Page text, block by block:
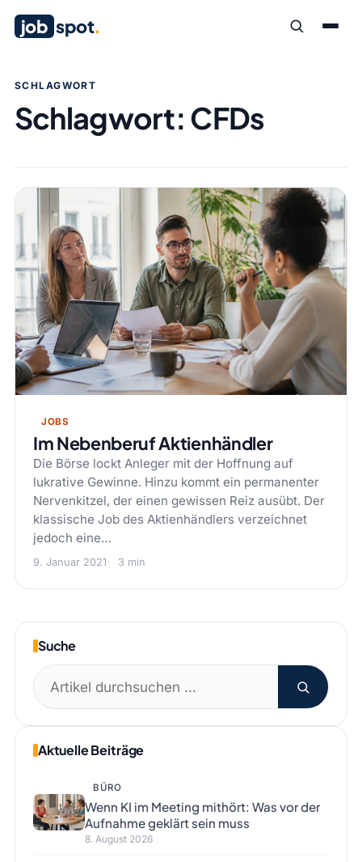
job spot.
SCHLAGWORT
Schlagwort:CFDs
JOBS
Im Nebenberuf Aktienhändler
Die Börse lockt Anleger mit der Hoffnung auf
lukrative Gewinne. Hinzu kommt ein permanenter
Nervenkitzel, der einen gewissen Reiz ausübt. Der
klassische Job des Aktienhändlers verzeichnet
jedoch eine…
9. Januar 2021 3 min
Suche
Suchen
nach:
Aktuelle Beiträge
BÜRO
Wenn KI im Meeting mithört: Was vor der
Aufnahme geklärt sein muss
8. August 2026